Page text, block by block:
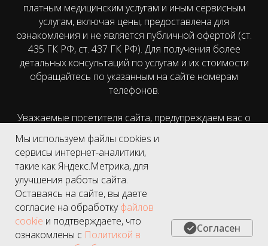
платным медицинским услугам и иным сервисным
услугам, включая цены, предоставлена для
ознакомления и не является публичной офертой (ст.
435 ГК РФ, cт. 437 ГК РФ). Для получения более
детальных консультаций по услугам и их стоимости
обращайтесь по указанным на сайте номерам
телефонов.
Уважаемые посетителя сайта, предупреждаем вас о
том, что мы собираем метаданные пользователя
(cookie, данные об IP-адресе и местоположении) для
функционирования сайта. Если вы не хотите, чтобы
эти данные обрабатывались, покиньте сайт.
Имеются противопоказания, необходима
консультация специалиста.
* Подробности и сроки акций уточняйте у
Мы используем файлы cookies и
сервисы интернет-аналитики,
такие как Яндекс.Метрика, для
улучшения работы сайта.
Оставаясь на сайте, вы даете
согласие на обработкуфайлов
cookie и подтверждаете, что
ознакомлены с Политикой в
Согласен